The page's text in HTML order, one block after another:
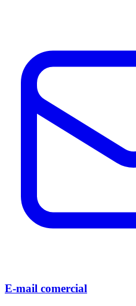
E-mail comercial